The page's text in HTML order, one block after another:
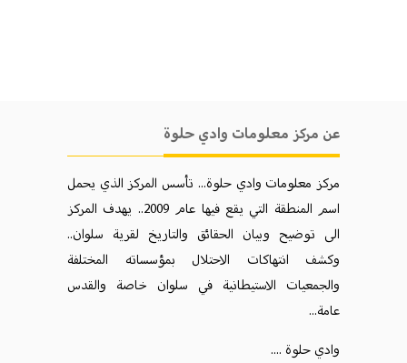
عن مركز معلومات وادي حلوة
مركز معلومات وادي حلوة... تأسس المركز الذي يحمل
اسم المنطقة التي يقع فيها عام 2009.. يهدف المركز
الی توضيح وبيان الحقائق والتاريخ لقرية سلوان..
وكشف انتهاكات الاحتلال بمؤسساته المختلفة
والجمعيات الاستيطانية في سلوان خاصة والقدس
عامة...
وادي حلوة ....